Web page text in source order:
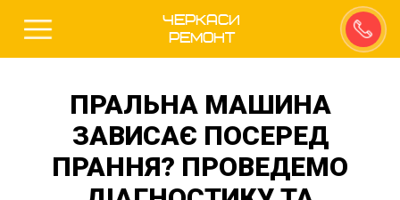
Черкаси
Ремонт
ПРАЛЬНА МАШИНА
ЗАВИСАЄ ПОСЕРЕД
ПРАННЯ? ПРОВЕДЕМО